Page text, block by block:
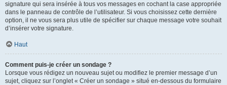
signature qui sera insérée à tous vos messages en cochant la case appropriée
dans le panneau de contrôle de l’utilisateur. Si vous choisissez cette dernière
option, il ne vous sera plus utile de spécifier sur chaque message votre souhait
d’insérer votre signature.
Haut
Comment puis-je créer un sondage ?
Lorsque vous rédigez un nouveau sujet ou modifiez le premier message d’un
sujet, cliquez sur l’onglet « Créer un sondage » situé en-dessous du formulaire